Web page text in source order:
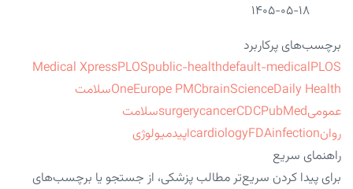
۱۴۰۵-۰۵-۱۸
برچسب‌های پرکاربرد
Medical XpressPLOSpublic-healthdefault-medicalPLOS
OneEurope PMCbrainScienceDaily Health
سلامت
عمومی
surgerycancerCDCPubMed
سلامت
روان
cardiologyFDAinfection
اپیدمیولوژی
راهنمای سریع
برای پیدا کردن سریع‌تر مطالب پزشکی، از جستجو یا برچسب‌های